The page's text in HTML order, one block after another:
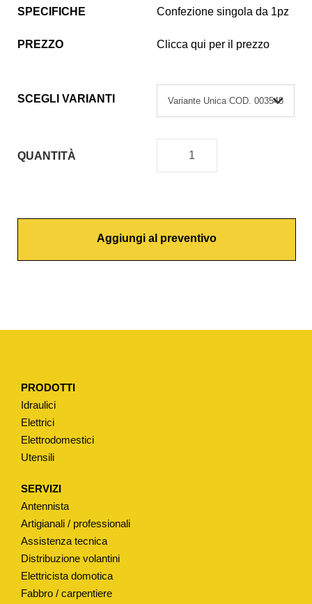
SPECIFICHE
Confezione singola da 1pz
PREZZO Clicca qui per il prezzo
SCEGLI VARIANTI
QUANTITÀ
G
R
I
N
F
O
N
O
A
M
B
U
T
Aggiungi al preventivo
PRODOTTI
Idraulici
Elettrici
Elettrodomestici
Utensili
SERVIZI
Antennista
Artigianali / professionali
Assistenza tecnica
Distribuzione volantini
Elettricista domotica
Fabbro / carpentiere